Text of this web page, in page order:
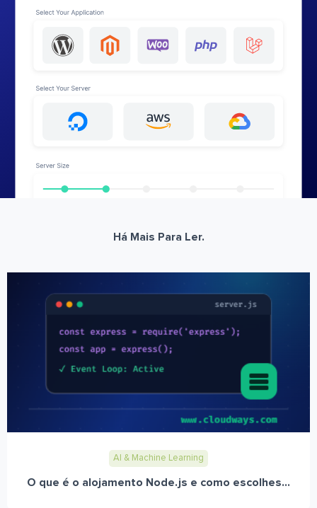
Há Mais Para Ler.
AI & Machine Learning
O que é o alojamento Node.js e como escolhes...